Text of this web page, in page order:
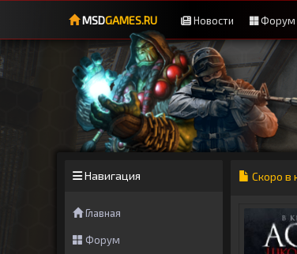
MSDGAMES.RU Новости Форум
Навигация
Главная
Форум
Скоро в